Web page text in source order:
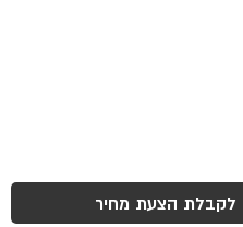
לקבלת הצעת מחיר